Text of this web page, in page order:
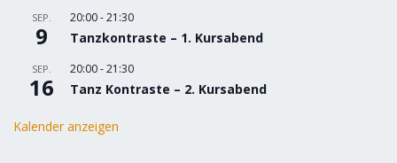
SEP.
9
20:00-21:30
Tanzkontraste – 1. Kursabend
SEP.
16
20:00-21:30
Tanz Kontraste – 2. Kursabend
Kalender anzeigen